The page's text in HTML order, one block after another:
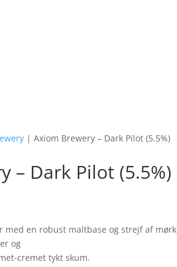
| Axiom Brewery – Dark Pilot (5.5%)
– Dark Pilot (5.5%)
med en robust maltbase og strejf af mørk
og
cremet tykt skum.